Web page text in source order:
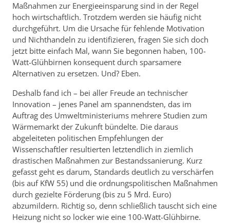
Maßnahmen zur Energieeinsparung sind in der Regel
hoch wirtschaftlich. Trotzdem werden sie häufig nicht
durchgeführt. Um die Ursache für fehlende Motivation
und Nichthandeln zu identifizieren, fragen Sie sich doch
jetzt bitte einfach Mal, wann Sie begonnen haben, 100-
Watt-Glühbirnen konsequent durch sparsamere
Alternativen zu ersetzen. Und? Eben.
Deshalb fand ich – bei aller Freude an technischer
Innovation – jenes Panel am spannendsten, das im
Auftrag des Umweltministeriums mehrere Studien zum
Wärmemarkt der Zukunft bündelte. Die daraus
abgeleiteten politischen Empfehlungen der
Wissenschaftler resultierten letztendlich in ziemlich
drastischen Maßnahmen zur Bestandssanierung. Kurz
gefasst geht es darum, Standards deutlich zu verschärfen
(bis auf KfW 55) und die ordnungspolitischen Maßnahmen
durch gezielte Förderung (bis zu 5 Mrd. Euro)
abzumildern. Richtig so, denn schließlich tauscht sich eine
Heizung nicht so locker wie eine 100-Watt-Glühbirne.